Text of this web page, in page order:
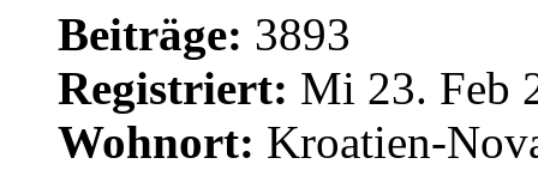
Beiträge: 3893
Registriert: Mi 23. Feb
Wohnort: Kroatien-